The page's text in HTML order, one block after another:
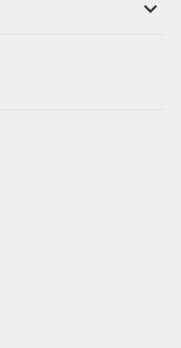
